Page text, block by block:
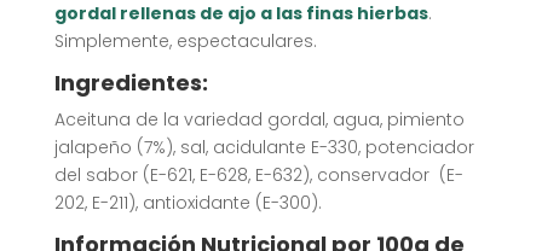
gordal rellenas de ajo a las finas hierbas.
Simplemente, espectaculares.
Ingredientes:
Aceituna de la variedad gordal, agua, pimiento
jalapeño (7%), sal, acidulante E-330, potenciador
del sabor (E-621, E-628, E-632), conservador (E-
202, E-211), antioxidante (E-300).
Información Nutricional por 100g de